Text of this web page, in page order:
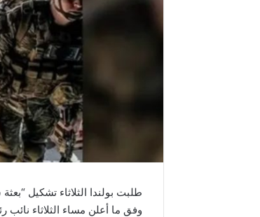
طلبت بولندا الثلاثاء تشكيل
وفق ما أعلن مساء الثلاثاء